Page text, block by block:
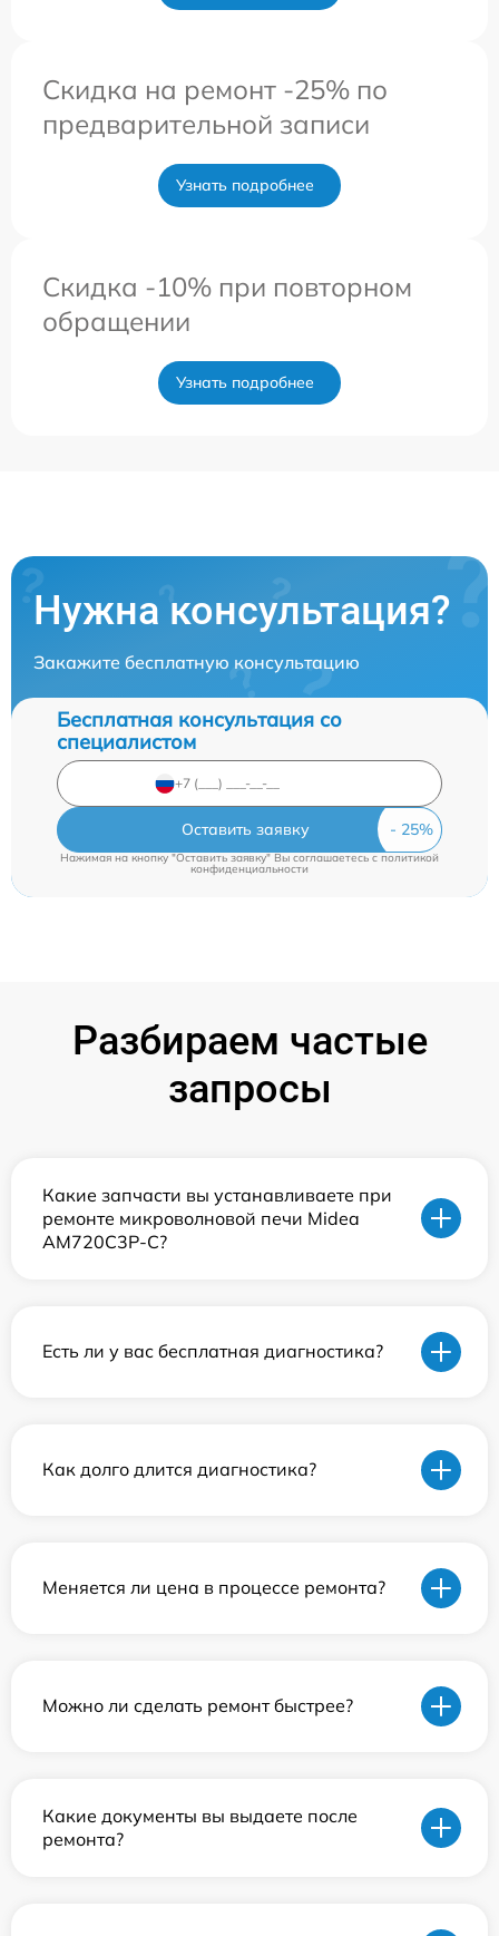
Скидка на ремонт -25% по
предварительной записи
Узнать подробнее
Скидка -10% при повторном
обращении
Узнать подробнее
Нужна консультация?
Закажите бесплатную консультацию
Бесплатная консультация со
специалистом
Оставить заявку
Нажимая на кнопку "Оставить заявку" Вы соглашаетесь cполитикой
конфиденциальности
Разбираем частые
запросы
Какие запчасти вы устанавливаете при
ремонте микроволновой печи Midea
AM720C3P-C?
Есть ли у вас бесплатная диагностика?
Как долго длится диагностика?
Меняется ли цена в процессе ремонта?
Можно ли сделать ремонт быстрее?
Какие документы вы выдаете после
ремонта?